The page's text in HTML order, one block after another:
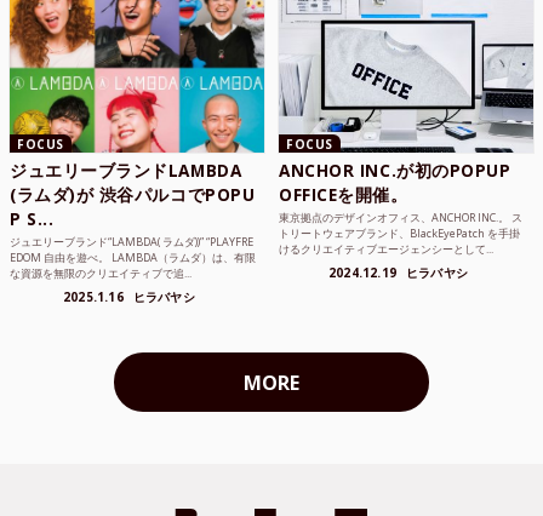
FOCUS
ジュエリーブランドLAMBDA
(ラムダ)が 渋谷パルコでPOPU
P S...
ジュエリーブランド“LAMBDA( ラムダ))” “PLAYFRE
EDOM 自由を遊べ。 LAMBDA（ラムダ）は、有限
な資源を無限のクリエイティブで追...
2025.1.16 ヒラバヤシ
FOCUS
ANCHOR INC.が初のPOPUP
OFFICEを開催。
東京拠点のデザインオフィス、ANCHOR INC.。 ス
トリートウェアブランド、BlackEyePatch を手掛
けるクリエイティブエージェンシーとして...
2024.12.19 ヒラバヤシ
MORE